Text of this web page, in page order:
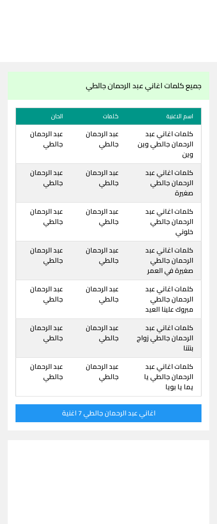
جميع كلمات اغاني عبد الرحمان جالطي
اسم الاغنية كلمات الحان
كلمات اغاني عبد
الرحمان جالطي وين
وين
عبد الرحمان
جالطي
عبد الرحمان
جالطي
كلمات اغاني عبد
الرحمان جالطي
صغيرة
عبد الرحمان
جالطي
عبد الرحمان
جالطي
كلمات اغاني عبد
الرحمان جالطي
خلوني
عبد الرحمان
جالطي
عبد الرحمان
جالطي
كلمات اغاني عبد
الرحمان جالطي
صغيرة في العمر
عبد الرحمان
جالطي
عبد الرحمان
جالطي
كلمات اغاني عبد
الرحمان جالطي
مبروك علينا العيد
عبد الرحمان
جالطي
عبد الرحمان
جالطي
كلمات اغاني عبد
الرحمان جالطي زواج
بنتنا
عبد الرحمان
جالطي
عبد الرحمان
جالطي
كلمات اغاني عبد
الرحمان جالطي يا
يما يا بويا
عبد الرحمان
جالطي
عبد الرحمان
جالطي
اغاني عبد الرحمان جالطي 7 اغنية